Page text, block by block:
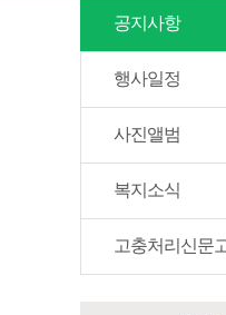
공지사항
행사일정
사진앨범
복지소식
고충처리신문